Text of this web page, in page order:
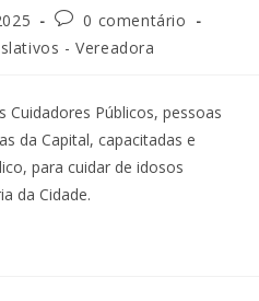
0 comentário
- Vereadora
Públicos, pessoas
da Capital, capacitadas e
para cuidar de idosos
da Cidade.